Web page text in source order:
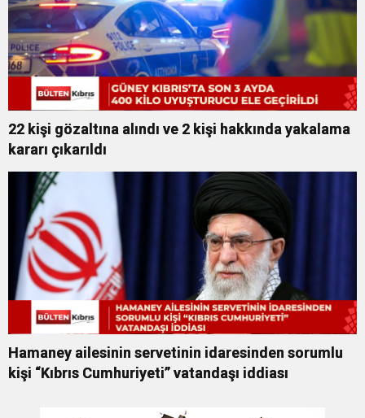
22 kişi gözaltına alındı ve 2 kişi hakkında yakalama
kararı çıkarıldı
Hamaney ailesinin servetinin idaresinden sorumlu
kişi “Kıbrıs Cumhuriyeti” vatandaşı iddiası